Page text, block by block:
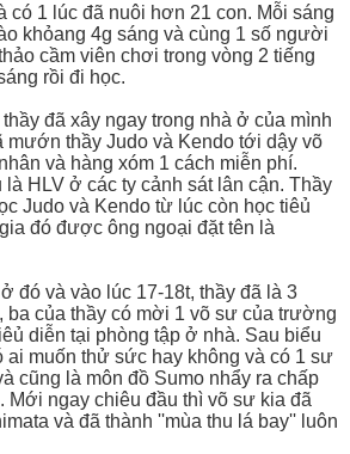
có 1 lúc đã nuôi hơn 21 con. Mỗi sáng
khỏang 4g sáng và cùng 1 số người
cầm viên chơi trong vòng 2 tiếng
rồi đi học.
đã xây ngay trong nhà ở của mình
mướn thầy Judo và Kendo tới dậy võ
và hàng xóm 1 cách miễn phí.
HLV ở các ty cảnh sát lân cận. Thầy
Judo và Kendo từ lúc còn học tiêủ
đó được ông ngoại đặt tên là
đó và vào lúc 17-18t, thầy đã là 3
ba của thầy có mời 1 võ sư của trường
diễn tại phòng tập ở nhà. Sau biểu
ai muốn thử sức hay không và có 1 sư
cũng là môn đồ Sumo nhẩy ra chấp
Mới ngay chiêu đầu thì võ sư kia đã
và đã thành ''mùa thu lá bay'' luôn